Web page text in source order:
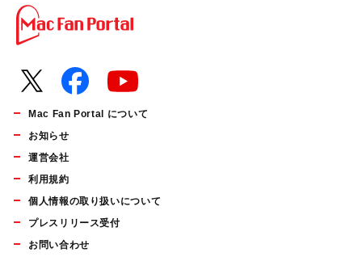
Mac Fan Portal について
お知らせ
運営会社
利用規約
個人情報の取り扱いについて
プレスリリース受付
お問い合わせ